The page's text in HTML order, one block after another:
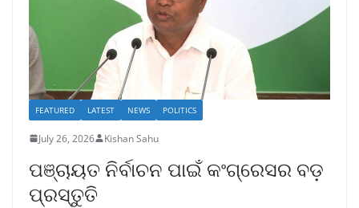
FEATURED LATEST NEWS POLITICS
July 26, 2026 Kishan Sahu
ପଞ୍ଚାୟତ ନିର୍ବାଚନ ପାଇଁ କଂଗ୍ରେସର ବଡ଼
ପ୍ରସ୍ତୁତି